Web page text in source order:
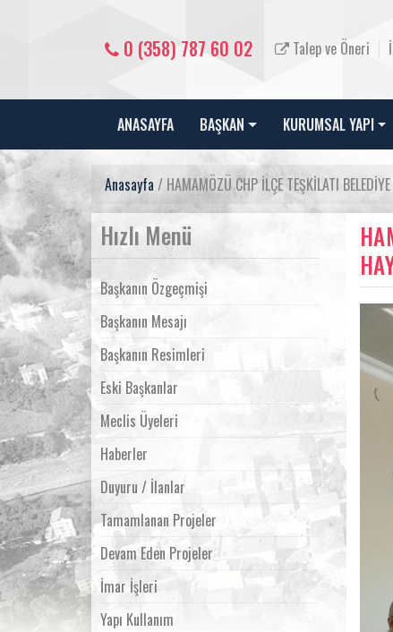
0 (358) 787 60 02 Talep ve Öneri
ANASAYFA BAŞKAN KURUMSAL YAPI
Anasayfa / HAMAMÖZÜ CHP İLÇE TEŞKİLATI
Hızlı Menü
Başkanın Özgeçmişi
Başkanın Mesajı
Başkanın Resimleri
Eski Başkanlar
Meclis Üyeleri
Haberler
Duyuru / İlanlar
Tamamlanan Projeler
Devam Eden Projeler
İmar İşleri
Yapı Kullanım